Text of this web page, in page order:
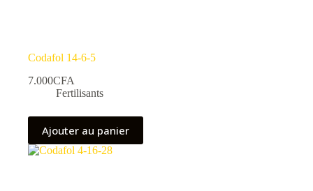
Codafol 14-6-5
7.000CFA
Fertilisants
Ajouter au panier